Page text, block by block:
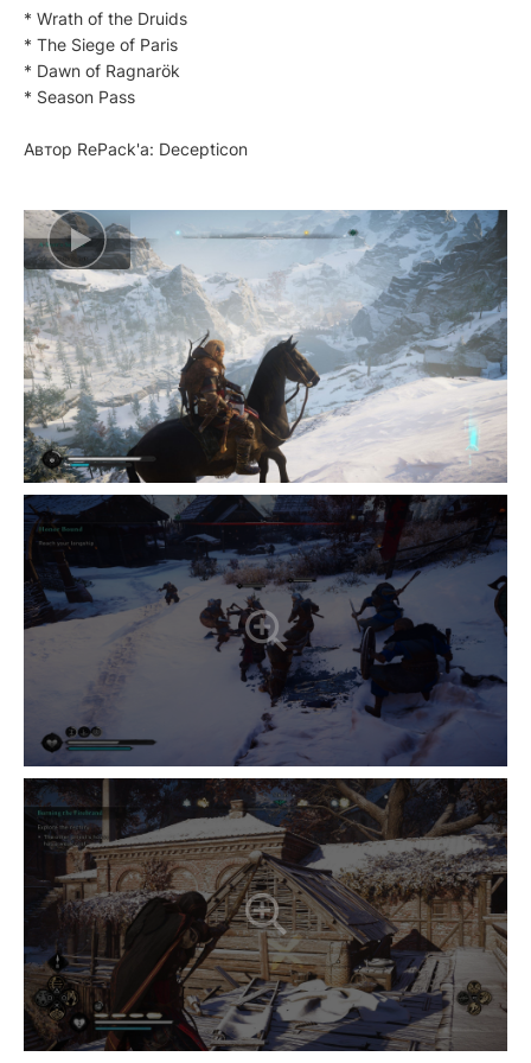
* Wrath of the Druids
* The Siege of Paris
* Dawn of Ragnarök
* Season Pass
Автор RePack'a: Decepticon